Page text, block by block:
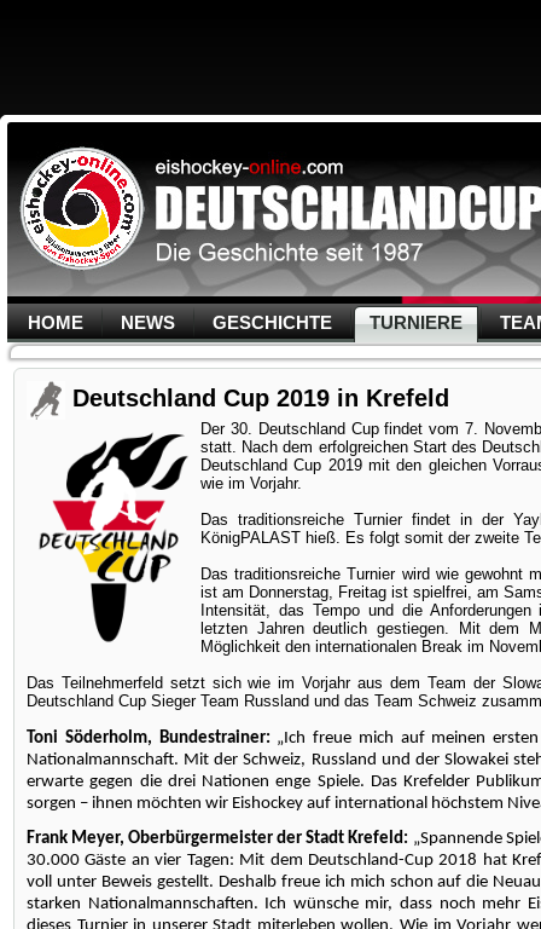
HOME NEWS GESCHICHTE TURNIERE
Deutschland Cup 2019 in Krefeld
Der 30. Deutschland Cup findet vom 7.
statt. Nach dem erfolgreichen Start des
Deutschland Cup 2019 mit den gleichen
wie im Vorjahr.
Das traditionsreiche Turnier findet in der
KönigPALAST hieß. Es folgt somit der zweite
Das traditionsreiche Turnier wird wie gewohnt
ist am Donnerstag, Freitag ist spielfrei, am
Intensität, das Tempo und die
letzten Jahren deutlich gestiegen. Mit dem
Möglichkeit den internationalen Break im
Das Teilnehmerfeld setzt sich wie im Vorjahr aus dem Team der
Deutschland Cup Sieger Team Russland und das Team Schweiz
Toni Söderholm, Bundestrainer: „Ich freue mich auf meinen
Nationalmannschaft. Mit der Schweiz, Russland und der Slowakei
erwarte gegen die drei Nationen enge Spiele. Das Krefelder
sorgen – ihnen möchten wir Eishockey auf international höchstem
Frank Meyer, Oberbürgermeister der Stadt Krefeld: „Spannende
30.000 Gäste an vier Tagen: Mit dem Deutschland-Cup 2018 hat
voll unter Beweis gestellt. Deshalb freue ich mich schon auf die
starken Nationalmannschaften. Ich wünsche mir, dass noch mehr